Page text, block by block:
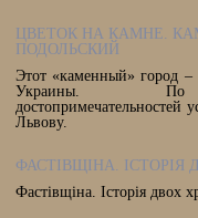
ЦВЕТОК НА КАМНЕ.
ПОДОЛЬСКИЙ
Этот «каменный» город –
Украины. По
достопримечательностей
Львову.
ФАСТІВЩІНА. ІСТОРІЯ
Фастівщіна. Історія двох